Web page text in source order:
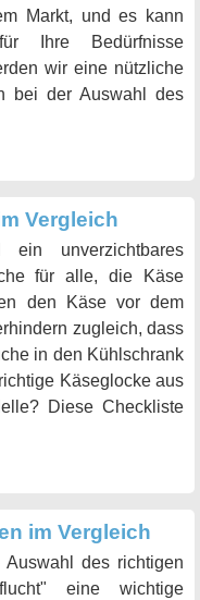
Markt, und es kann
Ihre Bedürfnisse
wir eine nützliche
bei der Auswahl des
Vergleich
ein unverzichtbares
für alle, die Käse
den Käse vor dem
zugleich, dass
in den Kühlschrank
Käseglocke aus
Diese Checkliste
im Vergleich
des richtigen
eine wichtige